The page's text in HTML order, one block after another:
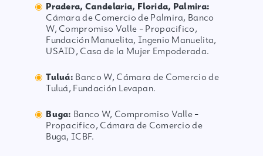
Pradera, Candelaria, Florida, Palmira:
Cámara de Comercio de Palmira, Banco
W, Compromiso Valle – Propacifico,
Fundación Manuelita, Ingenio Manuelita,
USAID, Casa de la Mujer Empoderada.
Tuluá: Banco W, Cámara de Comercio de
Tuluá, Fundación Levapan.
Buga: Banco W, Compromiso Valle –
Propacifico, Cámara de Comercio de
Buga, ICBF.